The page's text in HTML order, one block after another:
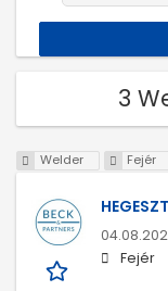
3
Welder Fejér
Fejér